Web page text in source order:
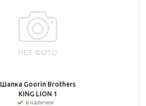
Шапка Goorin Brothers
KING LION 1
в наличии